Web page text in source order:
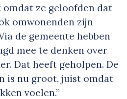
ze geloofden dat
omwonenden zijn
de gemeente hebben
mee te denken over
Dat heeft geholpen. De
is nu groot, juist omdat
voelen.”